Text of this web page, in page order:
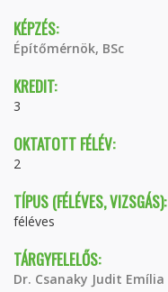
KÉPZÉS:
Építőmérnök, BSc
KREDIT:
3
OKTATOTT FÉLÉV:
2
TÍPUS (FÉLÉVES, VIZSGÁS):
féléves
TÁRGYFELELŐS:
Dr. Csanaky Judit Emília